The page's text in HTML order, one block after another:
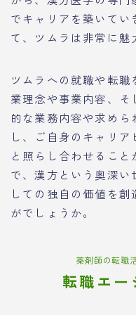
でキャリアを築いてい
て、ツムラは非常に魅
ツムラへの就職や転
業理念や事業内容、
的な業務内容や求め
し、ご自身のキャリ
と照らし合わせるこ
で、漢方という奥深い
しての独自の価値を
がでしょうか。
薬剤師の転職
転職エ